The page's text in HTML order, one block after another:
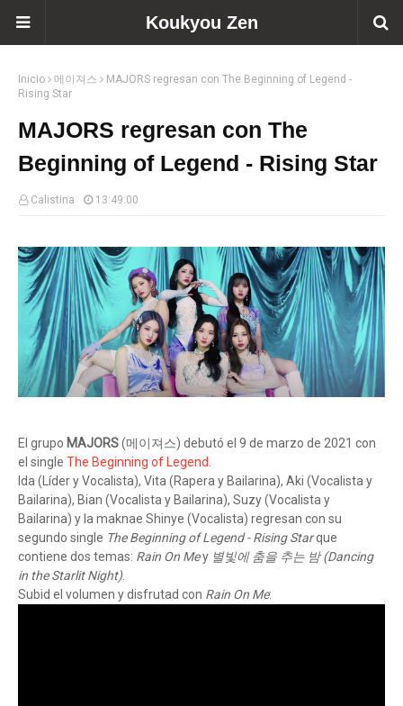
Koukyou Zen
Inicio 메이져스
MAJORS regresan con The Beginning of Legend -
Rising Star
MAJORS regresan con The
Beginning of Legend - Rising Star
Calistina 13:49:00
El grupo MAJORS(메이져스) debutó el 9 de marzo de 2021 con
el single The Beginning of Legend
Ida (Líder y Vocalista), Vita (Rapera y Bailarina), Aki (Vocalista y
Bailarina), Bian (Vocalista y Bailarina), Suzy (Vocalista y
Bailarina) y la maknae Shinye (Vocalista) regresan con su
segundo single The Beginning of Legend - Rising Starque
contiene dos temas: Rain On Mey 별빛에 춤을 추는 밤 (Dancing
in the Starlit Night).
Subid el volumen y disfrutad con Rain On Me: